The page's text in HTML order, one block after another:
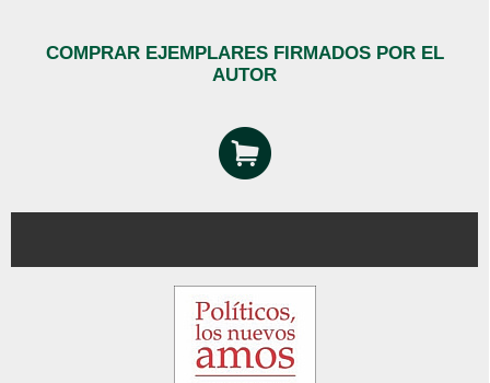
COMPRAR EJEMPLARES FIRMADOS POR EL
AUTOR